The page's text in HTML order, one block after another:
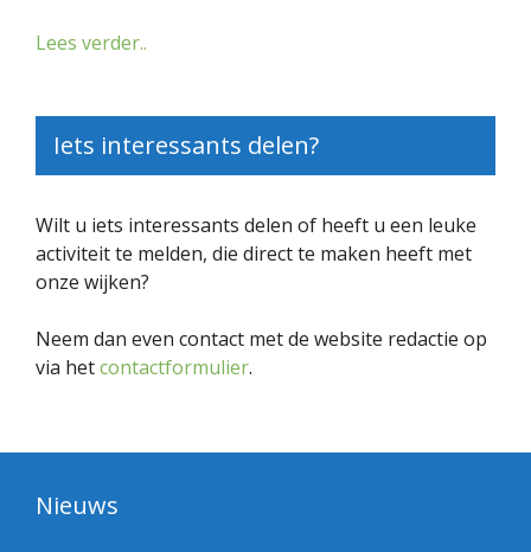
Lees verder..
Iets interessants delen?
Wilt u iets interessants delen of heeft u een leuke
activiteit te melden, die direct te maken heeft met
onze wijken?
Neem dan even contact met de website redactie op
via hetcontactformulier.
Nieuws